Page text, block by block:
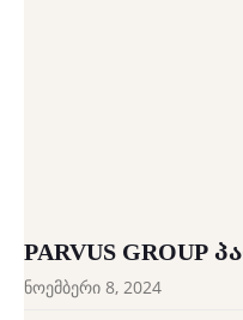
PARVUS GROUP
ნოემბერი 8, 2024